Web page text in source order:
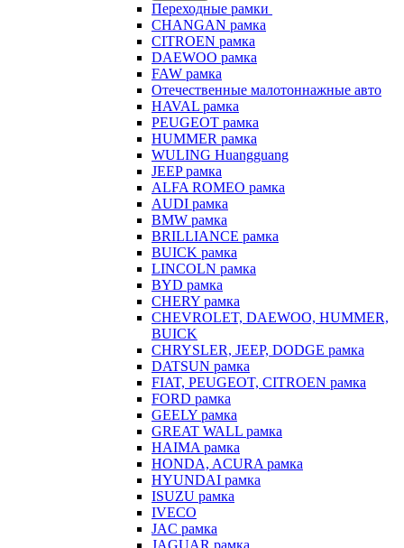
Переходные рамки
CHANGAN рамка
CITROEN рамка
DAEWOO рамка
FAW рамка
Отечественные малотоннажные авто
HAVAL рамка
PEUGEOT рамка
HUMMER рамка
WULING Huangguang
JEEP рамка
ALFA ROMEO рамка
AUDI рамка
BMW рамка
BRILLIANCE рамка
BUICK рамка
LINCOLN рамка
BYD рамка
CHERY рамка
CHEVROLET, DAEWOO, HUMMER,
BUICK
CHRYSLER, JEEP, DODGE рамка
DATSUN рамка
FIAT, PEUGEOT, CITROEN рамка
FORD рамка
GEELY рамка
GREAT WALL рамка
HAIMA рамка
HONDA, ACURA рамка
HYUNDAI рамка
ISUZU рамка
IVECO
JAC рамка
JAGUAR рамка